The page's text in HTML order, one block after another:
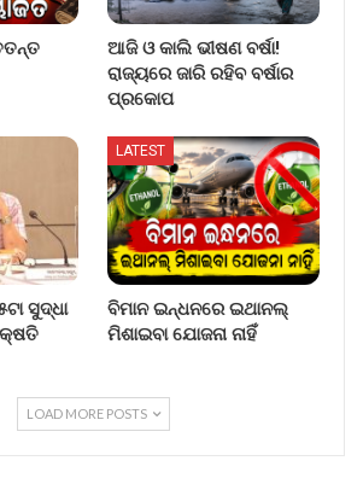
ଆଜି ଓ କାଲି ଭୀଷଣ ବର୍ଷା!
ରାଜ୍ୟରେ ଜାରି ରହିବ ବର୍ଷାର
ପ୍ରକୋପ
ସୁଦ୍ଧା
LATEST
ବିମାନ ଇନ୍ଧନରେ ଇଥାନଲ୍
ମିଶାଇବା ଯୋଜନା ନାହିଁ
LOAD MORE POSTS